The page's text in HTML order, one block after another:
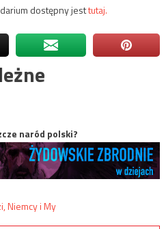
dostępny jesttutaj.
naród polski?